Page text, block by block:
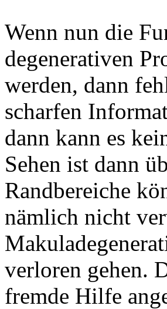
Wenn nun die
degenerativen
werden, dann
scharfen
dann kann es
Sehen ist dann
Randbereiche
nämlich nicht
verloren gehen.
fremde Hilfe